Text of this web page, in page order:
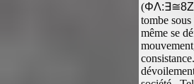
(ΦΛ:∃≅8Ζ
tombe
même se